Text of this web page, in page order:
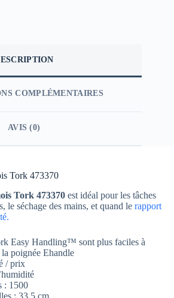
COMPLÉMENTAIRES
AVIS (0)
Tork 473370
Tork 473370 est idéal pour les tâches
le séchage des mains, et quand le rapport
Easy Handling™ sont plus faciles à
poignée Ehandle
/ prix
: 1500
: 33,5 cm